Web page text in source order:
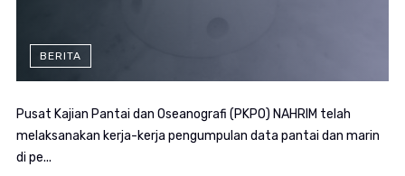
BERITA
Pusat Kajian Pantai dan Oseanografi (PKPO) NAHRIM telah
melaksanakan kerja-kerja pengumpulan data pantai dan marin
di pe...